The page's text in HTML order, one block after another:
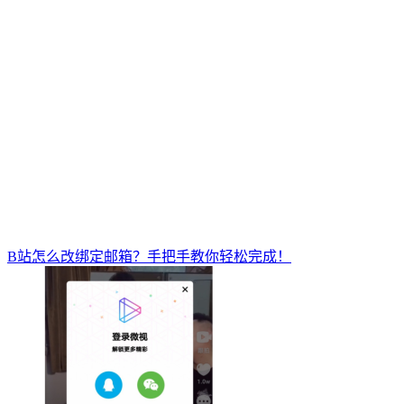
B站怎么改绑定邮箱？手把手教你轻松完成！